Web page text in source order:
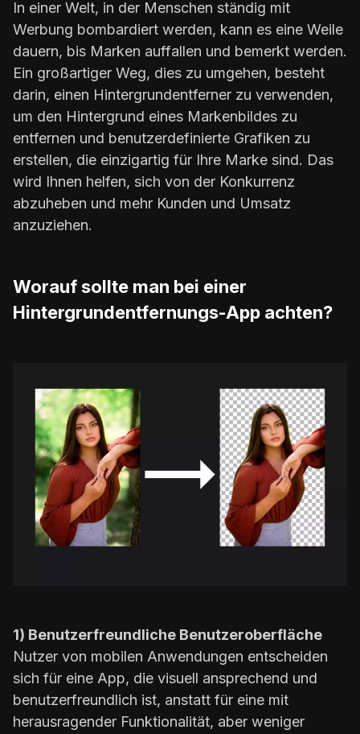
In einer Welt, in der Menschen ständig mit
Werbung bombardiert werden, kann es eine Weile
dauern, bis Marken auffallen und bemerkt werden.
Ein großartiger Weg, dies zu umgehen, besteht
darin, einen Hintergrundentferner zu verwenden,
um den Hintergrund eines Markenbildes zu
entfernen und benutzerdefinierte Grafiken zu
erstellen, die einzigartig für Ihre Marke sind. Das
wird Ihnen helfen, sich von der Konkurrenz
abzuheben und mehr Kunden und Umsatz
anzuziehen.
Worauf sollte man bei einer
Hintergrundentfernungs-App achten?
1) Benutzerfreundliche Benutzeroberfläche
Nutzer von mobilen Anwendungen entscheiden
sich für eine App, die visuell ansprechend und
benutzerfreundlich ist, anstatt für eine mit
herausragender Funktionalität, aber weniger